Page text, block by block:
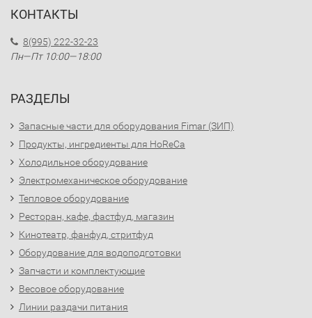
КОНТАКТЫ
8(995) 222-32-23
Пн—Пт 10:00—18:00
РАЗДЕЛЫ
Запасные части для оборудования Fimar (ЗИП)
Продукты, ингредиенты для HoReCa
Холодильное оборудование
Электромеханическое оборудование
Тепловое оборудование
Ресторан, кафе, фастфуд, магазин
Кинотеатр, фанфуд, стритфуд
Оборудование для водоподготовки
Запчасти и комплектующие
Весовое оборудование
Линии раздачи питания